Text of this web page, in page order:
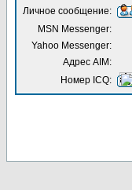
Личное сообщение:
MSN Messenger:
Yahoo Messenger:
Адрес AIM:
Номер ICQ: